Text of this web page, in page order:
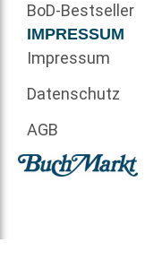
BoD-Bestseller
IMPRESSUM
Impressum
Datenschutz
AGB